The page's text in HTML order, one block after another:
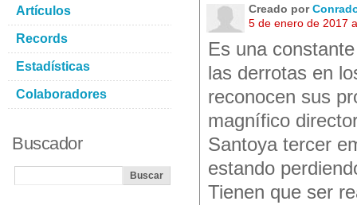
Creado por
5 de enero de 2017
Es una
las derrotas en
reconocen sus
magnífico
Santoya tercer
estando
Tienen que ser
Artículos
Records
Estadísticas
Colaboradores
Buscador